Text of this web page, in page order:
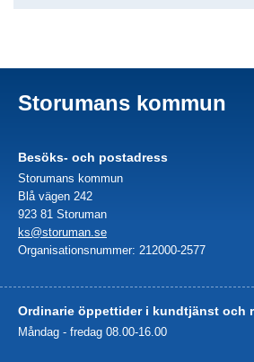
Storumans kommun
Besöks- och postadress
Storumans kommun
Blå vägen 242
923 81 Storuman
ks@storuman.se
Organisationsnummer: 212000-2577
Ordinarie öppettider i kundtjänst och
Måndag - fredag 08.00-16.00